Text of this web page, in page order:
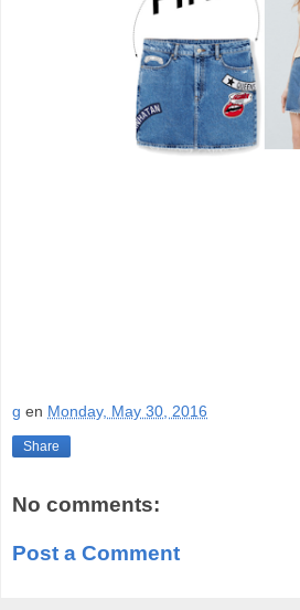
g en Monday, May 30, 2016
Share
No comments:
Post a Comment